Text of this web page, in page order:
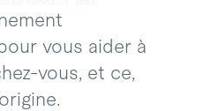
vous aider à
vous, et ce,